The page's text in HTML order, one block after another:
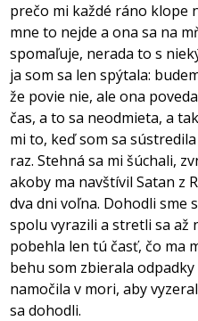
prečo mi každé ráno klope
mne to nejde a ona sa na
spomaľuje, nerada to s
ja som sa len spýtala:
že povie nie, ale ona
čas, a to sa neodmieta, a
mi to, keď som sa
raz. Stehná sa mi šúchali,
akoby ma navštívil Satan z
dva dni voľna. Dohodli sme
spolu vyrazili a stretli sa až
pobehla len tú časť, čo ma
behu som zbierala
namočila v mori, aby
sa dohodli.